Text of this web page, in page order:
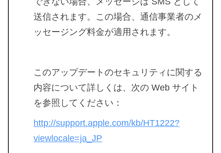
送信されます。この場合、通信事業者のメ
ッセージング料金が適用されます。
このアップデートのセキュリティに関する
内容について詳しくは、次の Web サイト
を参照してください：
http://support.apple.com/kb/HT1222?
viewlocale=ja_JP